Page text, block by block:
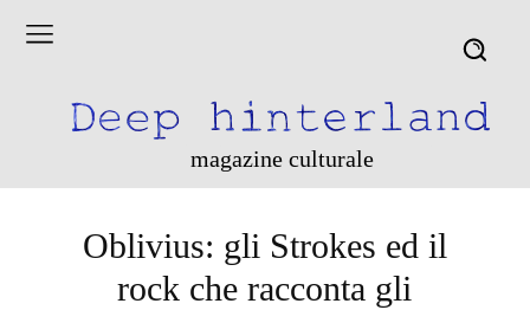
magazine culturale
Oblivius: gli Strokes ed il
rock che racconta gli